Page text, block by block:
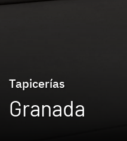
Granada
Tapicerías